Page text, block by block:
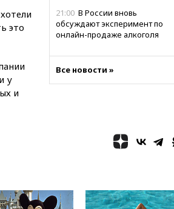
21:00 В России вновь
обсуждают эксперимент по
онлайн-продаже алкоголя
посещать Армению
Ямпольская призвала
оптимизировать олимпиады
БПЛА из средств на ремонт
Все новости »
это
у
и